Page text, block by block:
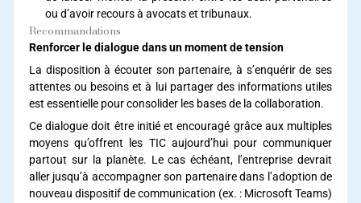
ou d’avoir recours à avocats et tribunaux.
Recommandations
Renforcer le dialogue dans un moment de tension
La disposition à écouter son partenaire, à s’enquérir de ses
attentes ou besoins et à lui partager des informations utiles
est essentielle pour consolider les bases de la collaboration.
Ce dialogue doit être initié et encouragé grâce aux multiples
moyens qu’offrent les TIC aujourd’hui pour communiquer
partout sur la planète. Le cas échéant, l’entreprise devrait
aller jusqu’à accompagner son partenaire dans l’adoption de
nouveau dispositif de communication (ex. : Microsoft Teams)